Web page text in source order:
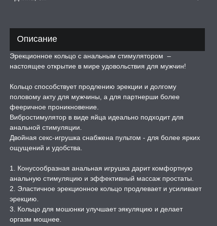
ДЛЯ СЕКСА
КАРТА
-50%, ТОВАР ЗА
ОБРАЗ
БОНДАЖ
Описание
Эрекционное кольцо с анальным стимулятором –
настоящее открытие в мире удовольствия для мужчин!
Кольцо способствует продлению эрекции и долгому
половому акту для мужчины, а для партнерши более
фееричное проникновение.
Вибростимулятор в виде яйца идеально подходит для
анальной стимуляции.
Двойная секс-игрушка снабжена пультом - для более ярких
ощущений и удобства.
1. Конусообразная анальная игрушка дарит комфортную
анальную стимуляцию и эффективный массаж простаты.
2. Эластичное эрекционное кольцо продлевает и усиливает
эрекцию.
3. Кольцо для мошонки улучшает эякуляцию и делает
оргазм мощнее.